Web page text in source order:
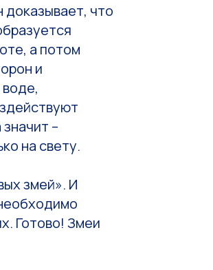
что
а потом
и
–
на свету.
змей». И
Готово! Змеи